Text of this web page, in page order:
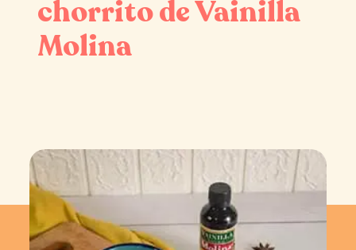
chorrito de Vainilla
Molina